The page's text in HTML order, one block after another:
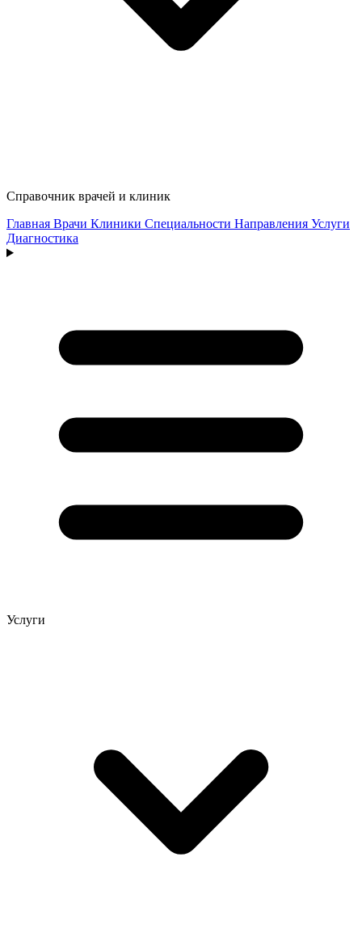
Справочник врачей и клиник
Главная Врачи Клиники Специальности Направления Услуги
Диагностика
Услуги